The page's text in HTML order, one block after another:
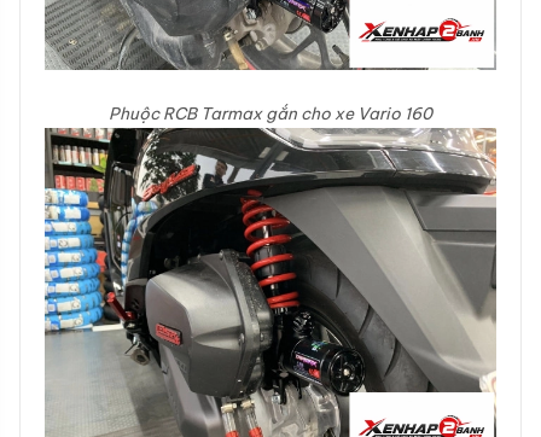
Phuộc RCB Tarmax gắn cho xe Vario 160